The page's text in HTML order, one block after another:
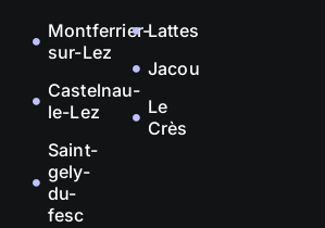
Montferrier-
sur-Lez
Castelnau-
le-Lez
Saint-
gely-
du-
fesc
Lattes
Jacou
Le
Crès